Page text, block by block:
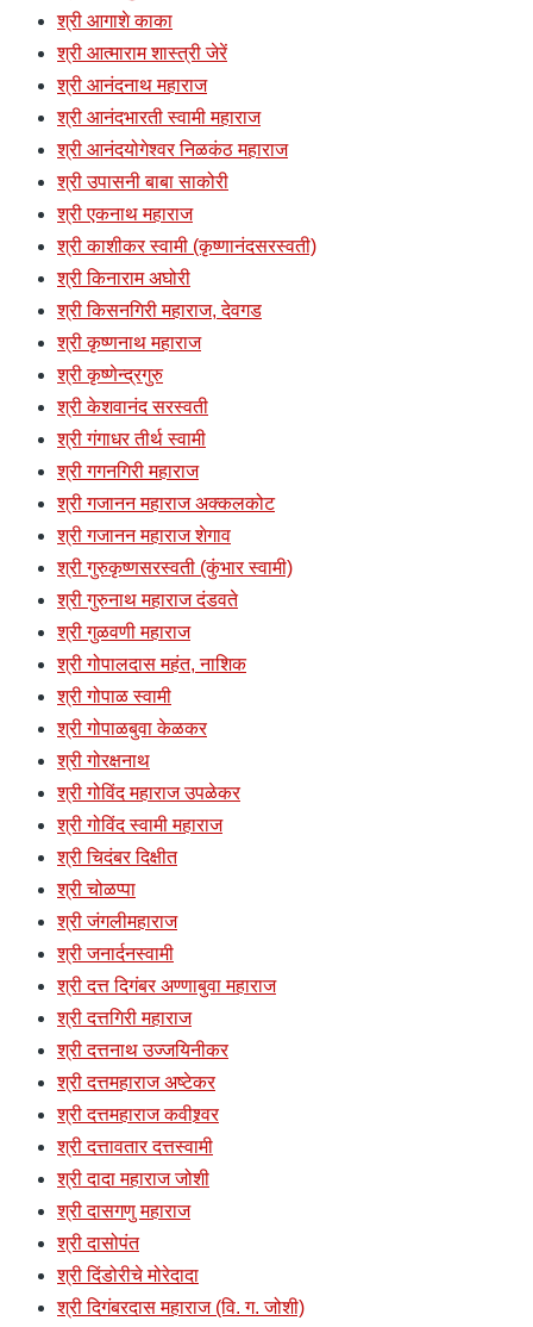
श्री आगाशे काका
श्री आत्माराम शास्त्री जेरें
श्री आनंदनाथ महाराज
श्री आनंदभारती स्वामी महाराज
श्री आनंदयोगेश्वर निळकंठ महाराज
श्री उपासनी बाबा साकोरी
श्री एकनाथ महाराज
श्री काशीकर स्वामी (कृष्णानंदसरस्वती)
श्री किनाराम अघोरी
श्री किसनगिरी महाराज, देवगड
श्री कृष्णनाथ महाराज
श्री कृष्णेन्द्रगुरु
श्री केशवानंद सरस्वती
श्री गंगाधर तीर्थ स्वामी
श्री गगनगिरी महाराज
श्री गजानन महाराज अक्कलकोट
श्री गजानन महाराज शेगाव
श्री गुरुकृष्णसरस्वती (कुंभार स्वामी)
श्री गुरुनाथ महाराज दंडवते
श्री गुळवणी महाराज
श्री गोपालदास महंत, नाशिक
श्री गोपाळ स्वामी
श्री गोपाळबुवा केळकर
श्री गोरक्षनाथ
श्री गोविंद महाराज उपळेकर
श्री गोविंद स्वामी महाराज
श्री चिदंबर दिक्षीत
श्री चोळप्पा
श्री जंगलीमहाराज
श्री जनार्दनस्वामी
श्री दत्त दिगंबर अण्णाबुवा महाराज
श्री दत्तगिरी महाराज
श्री दत्तनाथ उज्जयिनीकर
श्री दत्तमहाराज अष्टेकर
श्री दत्तमहाराज कवीश्र्वर
श्री दत्तावतार दत्तस्वामी
श्री दादा महाराज जोशी
श्री दासगणु महाराज
श्री दासोपंत
श्री दिंडोरीचे मोरेदादा
श्री दिगंबरदास महाराज (वि. ग. जोशी)